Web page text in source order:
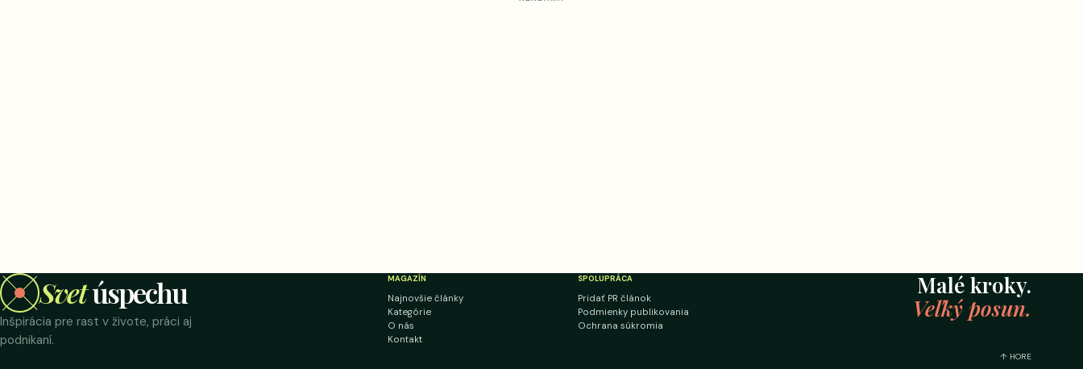
Svetúspechu
Inšpirácia pre rast v živote, práci aj
podnikaní.
MAGAZÍN
Najnovšie články
Kategórie
O nás
Kontakt
SPOLUPRÁCA
Pridať PR článok
Podmienky publikovania
Ochrana súkromia
Malé kroky.
Veľký posun.
↑ HORE